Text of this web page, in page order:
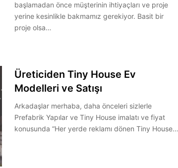
başlamadan önce müşterinin ihtiyaçları ve proje
yerine kesinlikle bakmamız gerekiyor. Basit bir
proje olsa…
Üreticiden Tiny House Ev
Modelleri ve Satışı
Arkadaşlar merhaba, daha önceleri sizlerle
Prefabrik Yapılar ve Tiny House imalatı ve fiyat
konusunda “Her yerde reklamı dönen Tiny House…